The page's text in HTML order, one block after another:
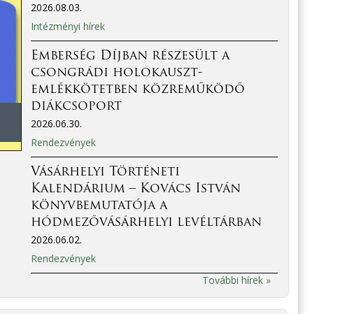
2026.08.03.
Intézményi hírek
Emberség Díjban részesült a
csongrádi holokauszt-
emlékkötetben közreműködő
diákcsoport
2026.06.30.
Rendezvények
Vásárhelyi Történeti
Kalendárium – Kovács István
könyvbemutatója a
hódmezővásárhelyi levéltárban
2026.06.02.
Rendezvények
További hírek »